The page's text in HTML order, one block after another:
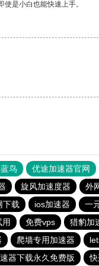
是小白也能快速上手。
鸟 优途加速器官网
旋风加速度器 外
下载 ios加速器 一
免费vps 猎豹加
爬墙专用加速器
器下载永久免费版